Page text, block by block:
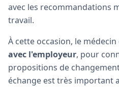
avec les recommandations
travail.
À cette occasion, le
avec l'employeur, pour
propositions de
échange est très important